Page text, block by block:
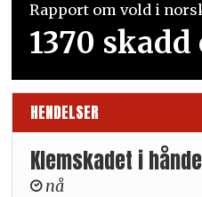
Rapport om vold i
1370
HENDELSER
Klemskadet i
nå